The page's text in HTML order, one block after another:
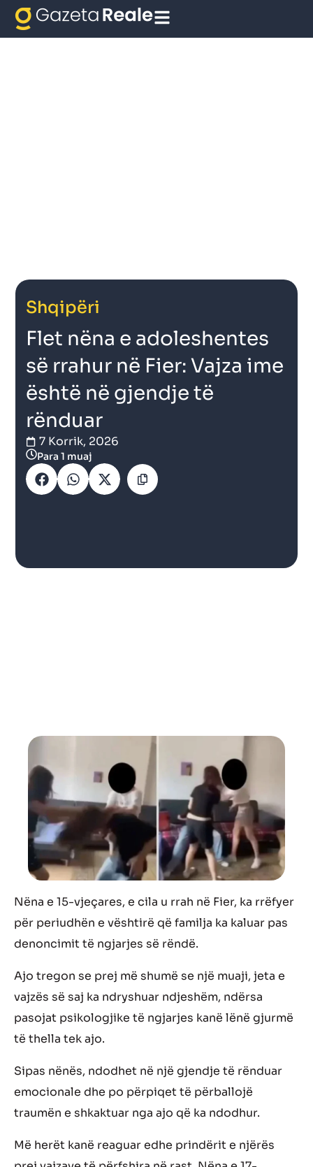
Shqipëri
Flet nëna e adoleshentes
së rrahur në Fier: Vajza ime
është në gjendje të
rënduar
7 Korrik, 2026
Para 1 muaj
Nëna e 15-vjeçares, e cila u rrah në Fier, ka rrëfyer
për periudhën e vështirë që familja ka kaluar pas
denoncimit të ngjarjes së rëndë.
Ajo tregon se prej më shumë se një muaji, jeta e
vajzës së saj ka ndryshuar ndjeshëm, ndërsa
pasojat psikologjike të ngjarjes kanë lënë gjurmë
të thella tek ajo.
Sipas nënës, ndodhet në një gjendje të rënduar
emocionale dhe po përpiqet të përballojë
traumën e shkaktuar nga ajo që ka ndodhur.
Më herët kanë reaguar edhe prindërit e njërës